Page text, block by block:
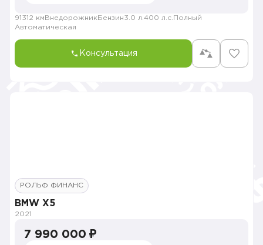
91312 км Внедорожник Бензин3.0 л. 400 л.с. Полный
Автоматическая
Консультация
РОЛЬФ ФИНАНС
BMW X5
2021
7 990 000 ₽